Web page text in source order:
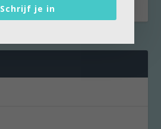
Schrijf je in